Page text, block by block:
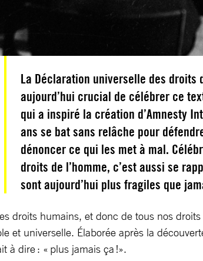
La Déclaration universelle des droits
aujourd’hui crucial de célébrer ce
qui a inspiré la création d’Amnesty
ans se bat sans relâche pour
dénoncer ce qui les met à mal.
droits de l’homme, c’est aussi se
sont aujourd’hui plus fragiles que
droits humains, et donc de tous nos
et universelle. Élaborée après la
à dire : « plus jamais ça !».